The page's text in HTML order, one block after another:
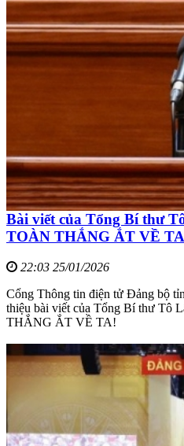
Bài viết của Tổng Bí thư
TOÀN THẮNG ẮT VỀ
22:03 25/01/2026
Cổng Thông tin điện tử Đảng bộ
thiệu bài viết của Tổng Bí thư Tô
THẮNG ẮT VỀ TA!